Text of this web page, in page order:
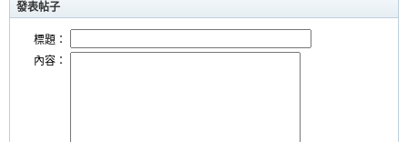
發表帖子
標題：
內容：